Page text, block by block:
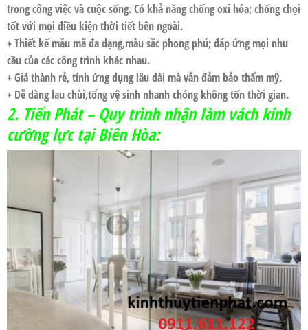
trong công việc và cuộc sống. Có khả năng chống oxi hóa; chống chọi
tốt với mọi điều kiện thời tiết bên ngoài.
+ Thiết kế mẫu mã đa dạng,màu sắc phong phú; đáp ứng mọi nhu
cầu của các công trình khác nhau.
+ Giá thành rẻ, tính ứng dụng lâu dài mà vẫn đảm bảo thẩm mỹ.
+ Dễ dàng lau chùi,tổng vệ sinh nhanh chóng không tốn thời gian.
2. Tiến Phát – Quy trình nhận làm vách kính
cường lực tại Biên Hòa: